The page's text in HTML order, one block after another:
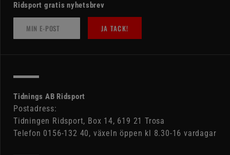
Ridsport gratis nyhetsbrev
JA TACK!
Tidnings AB Ridsport
Postadress:
Tidningen Ridsport, Box 14, 619 21 Trosa
Telefon 0156-132 40, växeln öppen kl 8.30-16 vardagar